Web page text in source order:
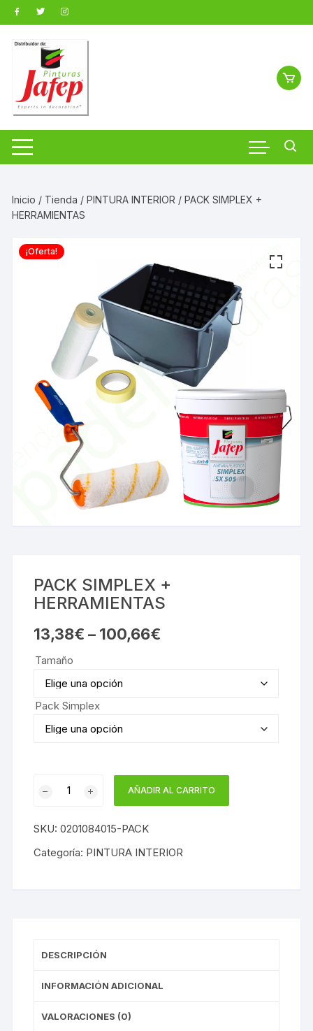
Saltar
al
contenido
Inicio / Tienda /PINTURA INTERIOR / PACK SIMPLEX +
HERRAMIENTAS
¡Oferta!
PACK SIMPLEX +
HERRAMIENTAS
13,38€ – 100,66€
Tamaño
Pack Simplex
SIMPLEX
HERRAMIENTAS
cantidad
AÑADIR AL CARRITO
SKU:0201084015-PACK
Categoría: PINTURA INTERIOR
DESCRIPCIÓN
INFORMACIÓN ADICIONAL
VALORACIONES (0)